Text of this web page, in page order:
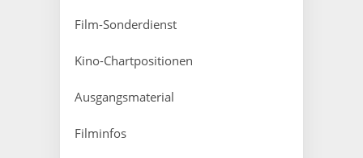
Film-Sonderdienst
Kino-Chartpositionen
Ausgangsmaterial
Filminfos